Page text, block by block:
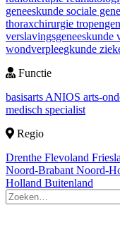
geneeskunde sociale
thoraxchirurgie
verslavingsgeneeskunde
wondverpleegkunde
Functie
basisarts ANIOS arts-
medisch specialist
Regio
Drenthe Flevoland
Noord-Brabant Noord-
Holland Buitenland